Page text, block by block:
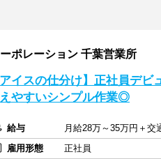
ポレーション 千葉営業所
アイスの仕分け】正社員デ
やすいシンプル作業◎
給与
月給28万～35万円＋交
雇用形態
正社員